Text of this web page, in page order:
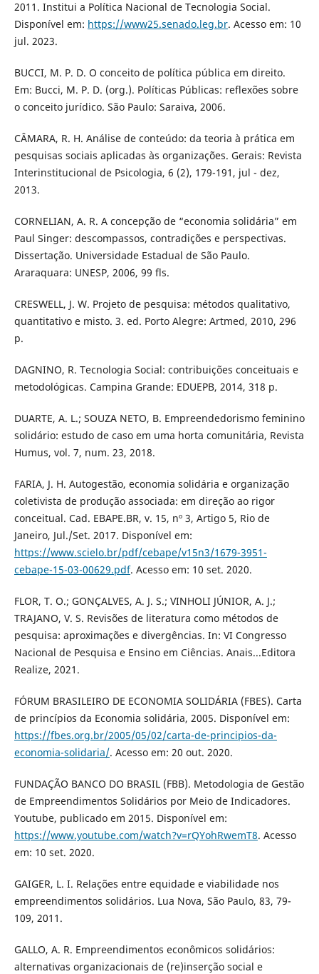
2011. Institui a Política Nacional de Tecnologia Social.
Disponível em: https://www25.senado.leg.br. Acesso em: 10
jul. 2023.
BUCCI, M. P. D. O conceito de política pública em direito.
Em: Bucci, M. P. D. (org.). Políticas Públicas: reflexões sobre
o conceito jurídico. São Paulo: Saraiva, 2006.
CÂMARA, R. H. Análise de conteúdo: da teoria à prática em
pesquisas sociais aplicadas às organizações. Gerais: Revista
Interinstitucional de Psicologia, 6 (2), 179-191, jul - dez,
2013.
CORNELIAN, A. R. A concepção de “economia solidária” em
Paul Singer: descompassos, contradições e perspectivas.
Dissertação. Universidade Estadual de São Paulo.
Araraquara: UNESP, 2006, 99 fls.
CRESWELL, J. W. Projeto de pesquisa: métodos qualitativo,
quantitativo e misto. 3. ed. Porto Alegre: Artmed, 2010, 296
p.
DAGNINO, R. Tecnologia Social: contribuições conceituais e
metodológicas. Campina Grande: EDUEPB, 2014, 318 p.
DUARTE, A. L.; SOUZA NETO, B. Empreendedorismo feminino
solidário: estudo de caso em uma horta comunitária, Revista
Humus, vol. 7, num. 23, 2018.
FARIA, J. H. Autogestão, economia solidária e organização
coletivista de produção associada: em direção ao rigor
conceitual. Cad. EBAPE.BR, v. 15, nº 3, Artigo 5, Rio de
Janeiro, Jul./Set. 2017. Disponível em:
https://www.scielo.br/pdf/cebape/v15n3/1679-3951-
cebape-15-03-00629.pdf. Acesso em: 10 set. 2020.
FLOR, T. O.; GONÇALVES, A. J. S.; VINHOLI JÚNIOR, A. J.;
TRAJANO, V. S. Revisões de literatura como métodos de
pesquisa: aproximações e divergências. In: VI Congresso
Nacional de Pesquisa e Ensino em Ciências. Anais...Editora
Realize, 2021.
FÓRUM BRASILEIRO DE ECONOMIA SOLIDÁRIA (FBES). Carta
de princípios da Economia solidária, 2005. Disponível em:
https://fbes.org.br/2005/05/02/carta-de-principios-da-
economia-solidaria/. Acesso em: 20 out. 2020.
FUNDAÇÃO BANCO DO BRASIL (FBB). Metodologia de Gestão
de Empreendimentos Solidários por Meio de Indicadores.
Youtube, publicado em 2015. Disponível em:
https://www.youtube.com/watch?v=rQYohRwemT8. Acesso
em: 10 set. 2020.
GAIGER, L. I. Relações entre equidade e viabilidade nos
empreendimentos solidários. Lua Nova, São Paulo, 83, 79-
109, 2011.
GALLO, A. R. Empreendimentos econômicos solidários:
alternativas organizacionais de (re)inserção social e